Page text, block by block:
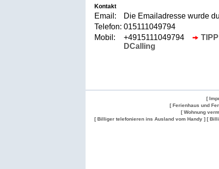
Kontakt
Email:
Die Emailadresse wurde
Telefon: 015111049794
Mobil:
+4915111049794
DCalling
[
[ Ferienhaus und
[ Wohnung
[ Billiger telefonieren ins Ausland vom Handy ] [